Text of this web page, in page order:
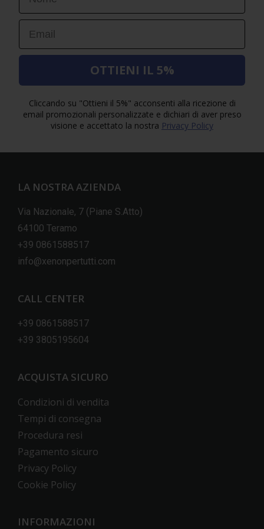
Email
OTTIENI IL 5%
Cliccando su "Ottieni il 5%" acconsenti alla ricezione di
email promozionali personalizzate e dichiari di aver preso
visione e accettato la nostra Privacy Policy
LA NOSTRA AZIENDA
Via Nazionale, 7 (Piane S.Atto)
64100 Teramo
+39 0861588517
info@xenonpertutti.com
CALL CENTER
+39 0861588517
+39 3805195604
ACQUISTA SICURO
Condizioni di vendita
Tempi di consegna
Procedura resi
Pagamento sicuro
Privacy Policy
Cookie Policy
INFORMAZIONI